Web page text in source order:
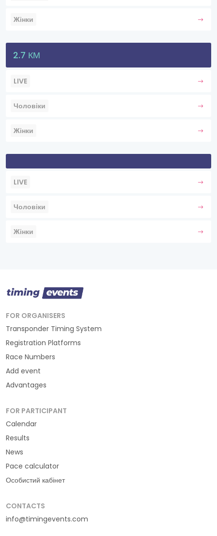
Жінки
2.7 КМ
LIVE
Чоловіки
Жінки
LIVE
Чоловіки
Жінки
FOR ORGANISERS
Transponder Timing System
Registration Platforms
Race Numbers
Add event
Advantages
FOR PARTICIPANT
Calendar
Results
News
Pace calculator
Особистий кабінет
CONTACTS
info@timingevents.com